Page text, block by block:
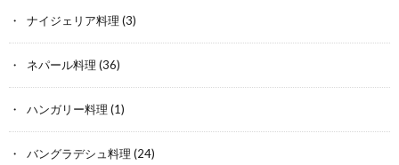
ナイジェリア料理 (3)
ネパール料理 (36)
ハンガリー料理 (1)
バングラデシュ料理 (24)